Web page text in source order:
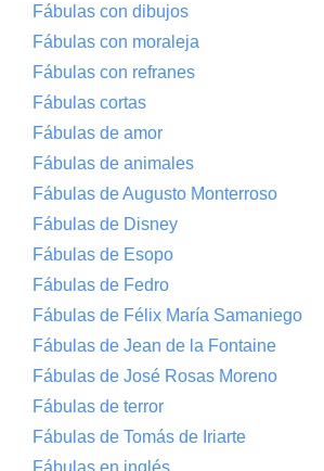
Fábulas con dibujos
Fábulas con moraleja
Fábulas con refranes
Fábulas cortas
Fábulas de amor
Fábulas de animales
Fábulas de Augusto Monterroso
Fábulas de Disney
Fábulas de Esopo
Fábulas de Fedro
Fábulas de Félix María Samaniego
Fábulas de Jean de la Fontaine
Fábulas de José Rosas Moreno
Fábulas de terror
Fábulas de Tomás de Iriarte
Fábulas en inglés